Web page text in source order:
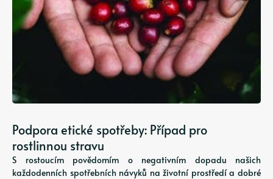
Podpora etické spotřeby: Případ pro
rostlinnou stravu
S rostoucím povědomím o negativním dopadu našich
každodenních spotřebních návyků na životní prostředí a dobré